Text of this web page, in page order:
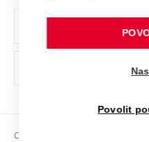
Ochrana osobních údajů
odkaz)
Sociální bezpečí
Copyright © 2026 VUT
Povolit